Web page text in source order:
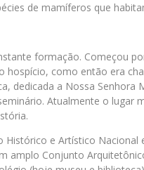
de mamíferos que
formação. Começou
hospício, como então era
dedicada a Nossa Senhora
Atualmente o lugar
e Artístico Nacional
amplo Conjunto